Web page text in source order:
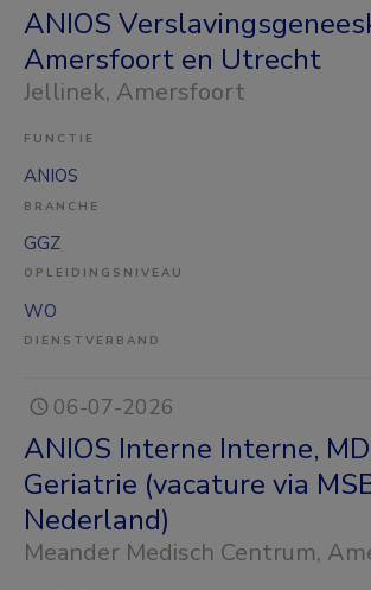
ANIOS
Amersfoort en Utrecht
Jellinek, Amersfoort
FUNCTIE
ANIOS
BRANCHE
GGZ
OPLEIDINGSNIVEAU
WO
DIENSTVERBAND
06-07-2026
ANIOS Interne Interne,
Geriatrie (vacature via
Nederland)
Meander Medisch Centrum,